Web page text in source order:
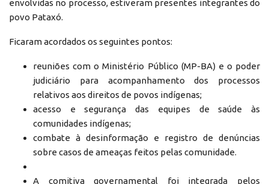
envolvidas no processo, estiveram presentes integrantes do
povo Pataxó.
Ficaram acordados os seguintes pontos:
reuniões com o Ministério Público (MP-BA) e o poder
judiciário para acompanhamento dos processos
relativos aos direitos de povos indígenas;
acesso e segurança das equipes de saúde às
comunidades indígenas;
combate à desinformação e registro de denúncias
sobre casos de ameaças feitos pelas comunidade.
A comitiva governamental foi integrada pelos